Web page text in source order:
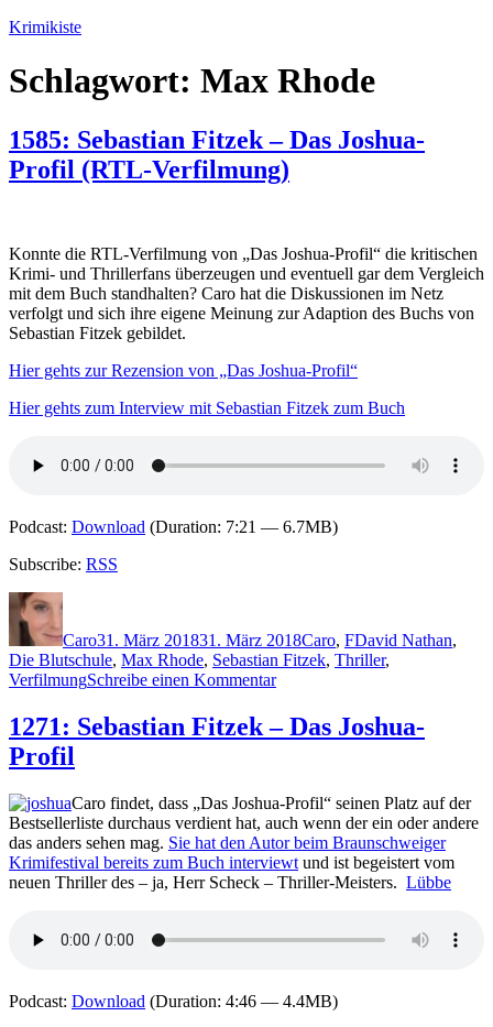
Zum
springen
Krimikiste
Schlagwort: Max Rhode
1585: Sebastian Fitzek – Das Joshua-
Profil (RTL-Verfilmung)
Konnte die RTL-Verfilmung von „Das Joshua-Profil“ die kritischen
Krimi- und Thrillerfans überzeugen und eventuell gar dem Vergleich
mit dem Buch standhalten? Caro hat die Diskussionen im Netz
verfolgt und sich ihre eigene Meinung zur Adaption des Buchs von
Sebastian Fitzek gebildet.
Hier gehts zur Rezension von „Das Joshua-Profil“
Hier gehts zum Interview mit Sebastian Fitzek zum Buch
Podcast: Download (Duration: 7:21 — 6.7MB)
Subscribe: RSS
Autor
Caro31. März 201831. März 2018Caro, FDavid Nathan,
Die Blutschule, Max Rhode, Sebastian Fitzek, Thriller,
VerfilmungSchreibe einen Kommentarzu
Sebastian
Fitzek
Joshua-
Profil
(RTL-
Verfilmung)
1271: Sebastian Fitzek – Das Joshua-
Profil
Caro findet, dass „Das Joshua-Profil“ seinen Platz auf der
Bestsellerliste durchaus verdient hat, auch wenn der ein oder andere
das anders sehen mag. Sie hat den Autor beim Braunschweiger
Krimifestival bereits zum Buch interviewt und ist begeistert vom
neuen Thriller des – ja, Herr Scheck – Thriller-Meisters. Lübbe
Podcast: Download (Duration: 4:46 — 4.4MB)